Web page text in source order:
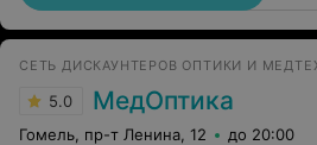
СЕТЬ ДИСКАУНТЕРОВ ОПТИКИ И
5.0 МедОптика
Гомель, пр-т Ленина, 12 до 20:00